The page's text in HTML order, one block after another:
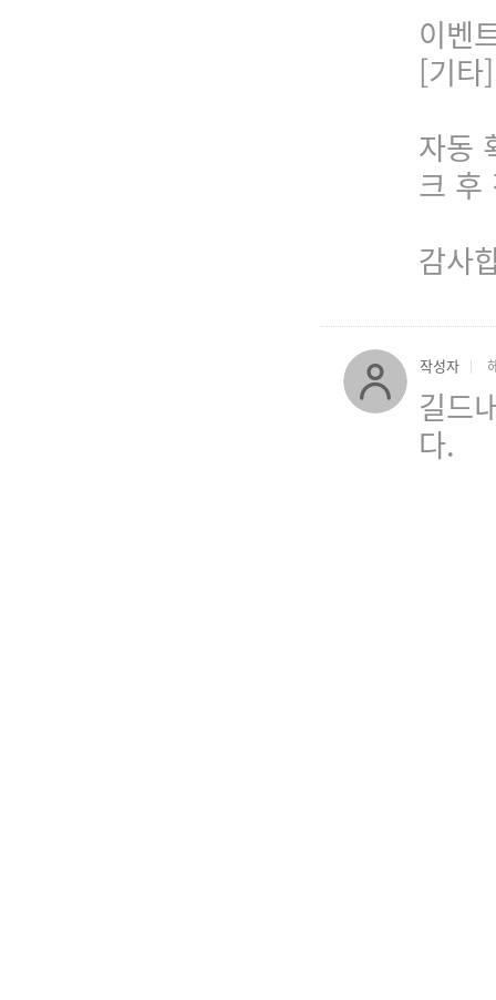
이벤
[기타
자동
크 후
감사
작성자
길드
다.